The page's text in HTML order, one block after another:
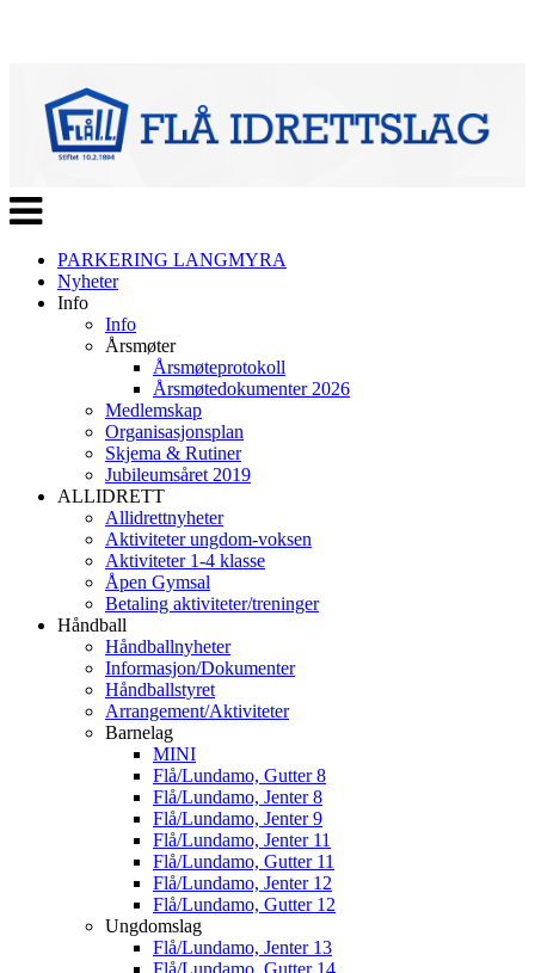
Veksle
navigasjon
PARKERING LANGMYRA
Nyheter
Info
Info
Årsmøter
Årsmøteprotokoll
Årsmøtedokumenter 2026
Medlemskap
Organisasjonsplan
Skjema & Rutiner
Jubileumsåret 2019
ALLIDRETT
Allidrettnyheter
Aktiviteter ungdom-voksen
Aktiviteter 1-4 klasse
Åpen Gymsal
Betaling aktiviteter/treninger
Håndball
Håndballnyheter
Informasjon/Dokumenter
Håndballstyret
Arrangement/Aktiviteter
Barnelag
MINI
Flå/Lundamo, Gutter 8
Flå/Lundamo, Jenter 8
Flå/Lundamo, Jenter 9
Flå/Lundamo, Jenter 11
Flå/Lundamo, Gutter 11
Flå/Lundamo, Jenter 12
Flå/Lundamo, Gutter 12
Ungdomslag
Flå/Lundamo, Jenter 13